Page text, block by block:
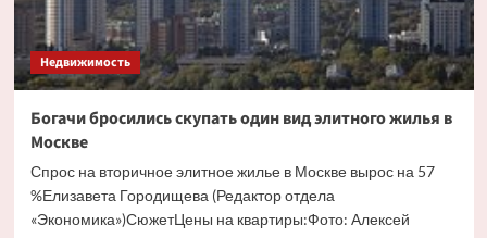
Недвижимость
Богачи бросились скупать один вид элитного жилья в
Москве
Спрос на вторичное элитное жилье в Москве вырос на 57
%Елизавета Городищева (Редактор отдела
«Экономика»)СюжетЦены на квартиры:Фото: Алексей